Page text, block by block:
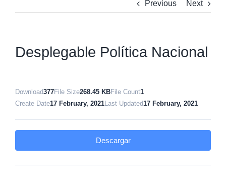
Previous Next
Desplegable Política Nacional
Download377File Size268.45 KBFile Count1
Create Date17 February, 2021 Last Updated 17 February, 2021
Descargar